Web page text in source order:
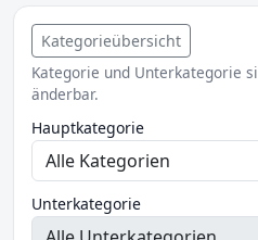
Kategorieübersicht
Kategorie und Unterkategorie
änderbar.
Hauptkategorie
Unterkategorie